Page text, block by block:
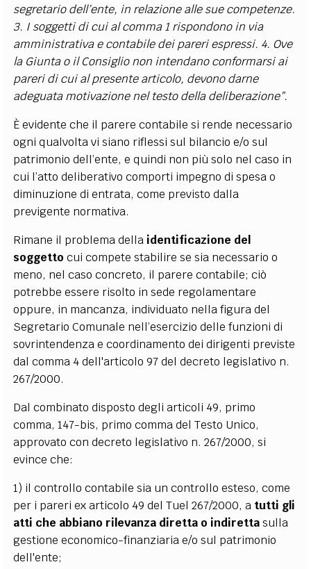
segretario dell’ente, in relazione alle sue competenze.
3. I soggetti di cui al comma 1 rispondono in via
amministrativa e contabile dei pareri espressi. 4. Ove
la Giunta o il Consiglio non intendano conformarsi ai
pareri di cui al presente articolo, devono darne
adeguata motivazione nel testo della deliberazione”.
È evidente che il parere contabile si rende necessario
ogni qualvolta vi siano riflessi sul bilancio e/o sul
patrimonio dell’ente, e quindi non più solo nel caso in
cui l’atto deliberativo comporti impegno di spesa o
diminuzione di entrata, come previsto dalla
previgente normativa.
Rimane il problema della identificazione del
soggetto cui compete stabilire se sia necessario o
meno, nel caso concreto, il parere contabile; ciò
potrebbe essere risolto in sede regolamentare
oppure, in mancanza, individuato nella figura del
Segretario Comunale nell’esercizio delle funzioni di
sovrintendenza e coordinamento dei dirigenti previste
dal comma 4 dell'articolo 97 del decreto legislativo n.
267/2000.
Dal combinato disposto degli articoli 49, primo
comma, 147-bis, primo comma del Testo Unico,
approvato con decreto legislativo n. 267/2000, si
evince che:
1) il controllo contabile sia un controllo esteso, come
per i pareri ex articolo 49 del Tuel 267/2000, a tutti gli
atti che abbiano rilevanza diretta o indirettasulla
gestione economico-finanziaria e/o sul patrimonio
dell'ente;